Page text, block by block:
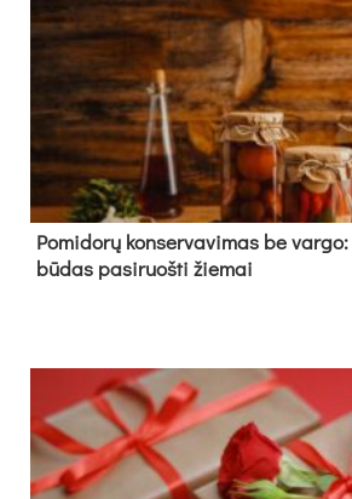
Pomidorų konservavimas be
būdas pasiruošti žiemai